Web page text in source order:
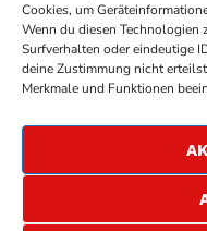
Cookies, um
Wenn du diesen Technologien
Surfverhalten oder eindeutige
deine Zustimmung nicht
Merkmale und Funktionen
COPYRIGHTANTENNE